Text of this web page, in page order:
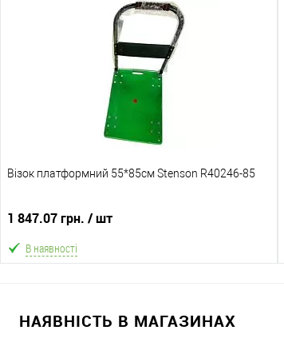
В кошик
Порівняння
Відправка тільки Новою поштою протягом 2-5 днів
Візок платформний 55*85см Stenson R40246-85
1 847.07 грн. / шт
В наявності
НАЯВНІСТЬ В МАГАЗИНАХ